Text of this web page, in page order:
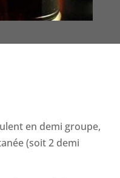
en demi groupe,
(soit 2 demi